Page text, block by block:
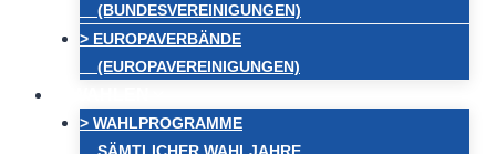
(BUNDESVEREINIGUNGEN)
> EUROPAVERBÄNDE
(EUROPAVEREINIGUNGEN)
> WAHLPROGRAMME